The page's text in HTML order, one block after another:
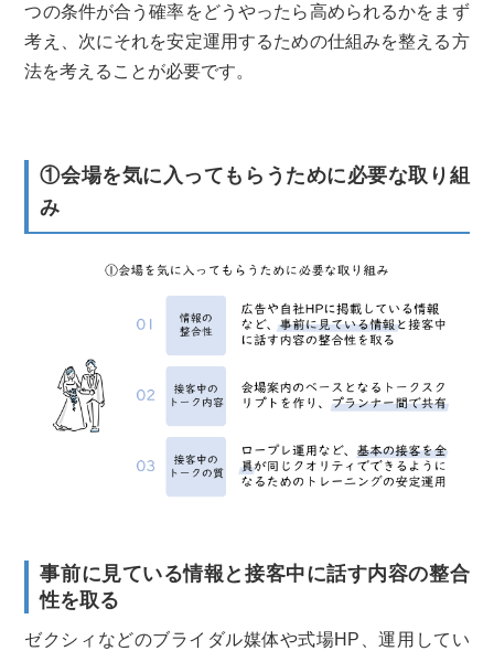
つの条件が合う確率をどうやったら高められるかをまず
考え、次にそれを安定運用するための仕組みを整える方
法を考えることが必要です。
①会場を気に入ってもらうために必要な取り組
み
事前に見ている情報と接客中に話す内容の整合
性を取る
ゼクシィなどのブライダル媒体や式場HP、運用してい